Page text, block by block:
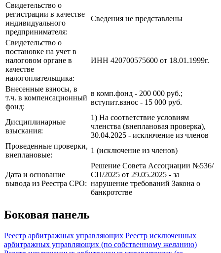
Свидетельство о
регистрации в качестве
индивидуального
предпринимателя:
Сведения не представлены
Свидетельство о
постановке на учет в
налоговом органе в
качестве
налогоплательщика:
ИНН 420700575600 от 18.01.1999г.
Внесенные взносы, в
т.ч. в компенсационный
фонд:
в комп.фонд - 200 000 руб.;
вступит.взнос - 15 000 руб.
Дисциплинарные
взыскания:
1) На соответствие условиям
членства (внеплановая проверка),
30.04.2025 - исключение из членов
Проведенные проверки,
внеплановые:
1 (исключение из членов)
Дата и основание
вывода из Реестра СРО:
Решение Совета Ассоциации №536/
СП/2025 от 29.05.2025 - за
нарушение требований Закона о
банкротстве
Боковая панель
Реестр арбитражных управляющих Реестр исключенных
арбитражных управляющих (по собственному желанию)